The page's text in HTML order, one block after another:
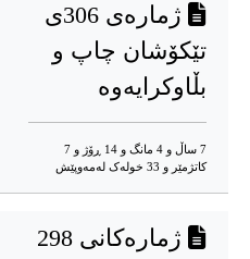
ژمارەی 306ی
تێکۆشان چاپ و
بڵاوکرایەوە
7 ساڵ و 4 مانگ و 14 ڕۆژ و 7
کاتژمێر و 33 خوله‌ک له‌مه‌وپێش‌
ژمارەکانی 298